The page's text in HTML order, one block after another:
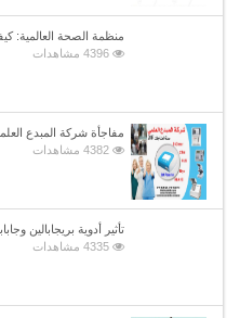
منظمة الصحة العالمية:
4396 مشاهدات
مفاجأة شركة المبدع العلمي
4382 مشاهدات
تأثير أدوية بريجابالين
4335 مشاهدات